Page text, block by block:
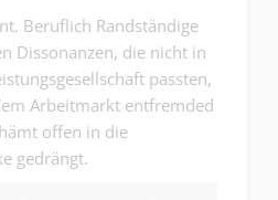
Beruflich Randständige
Dissonanzen, die nicht in
passten,
Arbeitmarkt entfremded
offen in die
gedrängt.